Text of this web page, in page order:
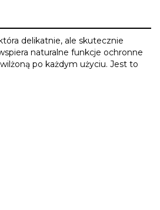
delikatnie, ale skutecznie
naturalne funkcje ochronne
po każdym użyciu. Jest to